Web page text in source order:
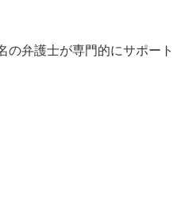
の弁護士が専門的にサポート